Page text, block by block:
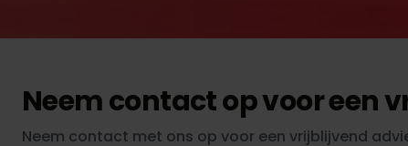
Neem contact op voor een
Neem contact met ons op voor een vrijblijvend